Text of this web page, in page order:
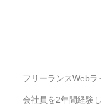
フリーランスWebラ
会社員を2年間経験